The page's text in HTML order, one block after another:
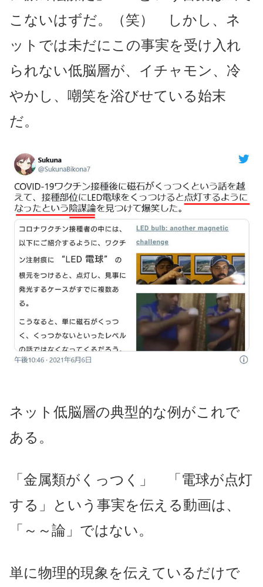
こないはずだ。（笑） しかし、ネ
ットでは未だにこの事実を受け入れ
られない低脳層が、イチャモン、冷
やかし、嘲笑を浴びせている始末
だ。
ネット低脳層の典型的な例がこれで
ある。
「金属類がくっつく」 「電球が点灯
する」という事実を伝える動画は、
「～～論」ではない。
単に物理的現象を伝えているだけで